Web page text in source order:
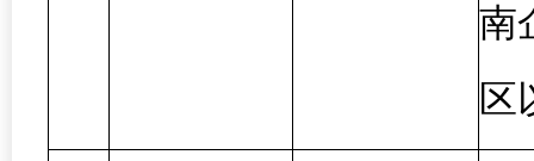
南
区